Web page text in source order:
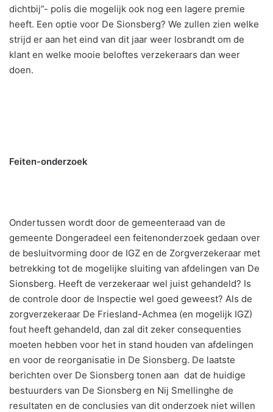
dichtbij”- polis die mogelijk ook nog een lagere premie
heeft. Een optie voor De Sionsberg? We zullen zien welke
strijd er aan het eind van dit jaar weer losbrandt om de
klant en welke mooie beloftes verzekeraars dan weer
doen.
Feiten-onderzoek
Ondertussen wordt door de gemeenteraad van de
gemeente Dongeradeel een feitenonderzoek gedaan over
de besluitvorming door de IGZ en de Zorgverzekeraar met
betrekking tot de mogelijke sluiting van afdelingen van De
Sionsberg. Heeft de verzekeraar wel juist gehandeld? Is
de controle door de Inspectie wel goed geweest? Als de
zorgverzekeraar De Friesland-Achmea (en mogelijk IGZ)
fout heeft gehandeld, dan zal dit zeker consequenties
moeten hebben voor het in stand houden van afdelingen
en voor de reorganisatie in De Sionsberg. De laatste
berichten over De Sionsberg tonen aan dat de huidige
bestuurders van De Sionsberg en Nij Smellinghe de
resultaten en de conclusies van dit onderzoek niet willen